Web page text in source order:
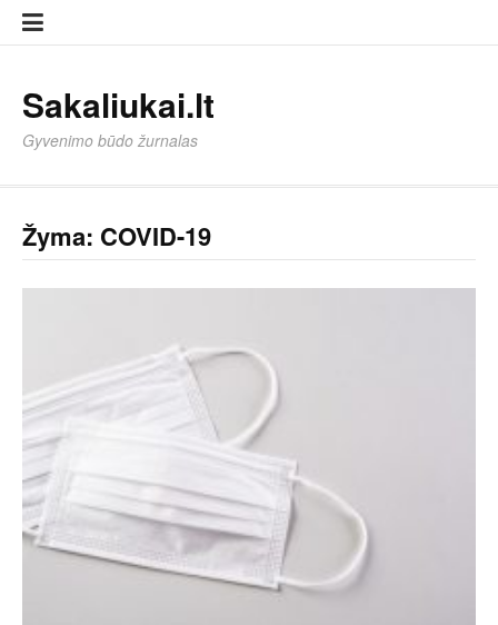
prie
Page
Page
Sakaliukai.lt
Gyvenimo būdo žurnalas
Žyma: COVID-19